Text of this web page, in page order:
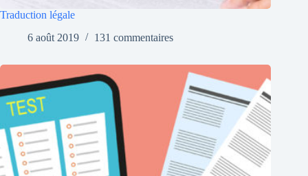
Traduction légale
6 août 2019
131 commentaires